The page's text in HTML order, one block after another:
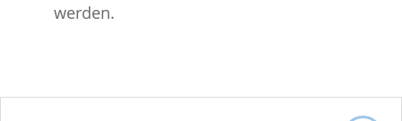
werden.